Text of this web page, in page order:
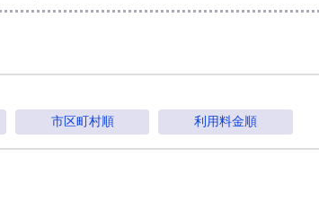
市区町村順 利用料金順